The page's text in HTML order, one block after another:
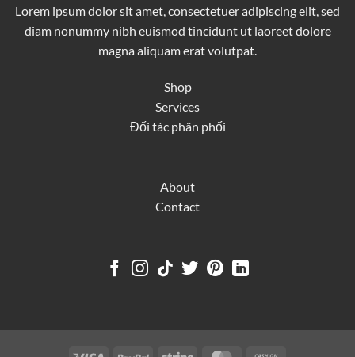
Lorem ipsum dolor sit amet, consectetuer adipiscing elit, sed
diam nonummy nibh euismod tincidunt ut laoreet dolore
magna aliquam erat volutpat.
Shop
Services
Đối tác phân phối
About
Contact